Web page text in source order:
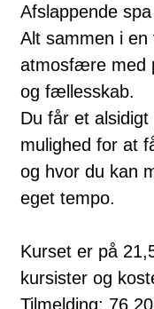
Afslappende
Alt sammen i en
atmosfære med
og fællesskab.
Du får et
mulighed for at
og hvor du kan
eget tempo.
Kurset er på
kursister og
Tilmelding: 76